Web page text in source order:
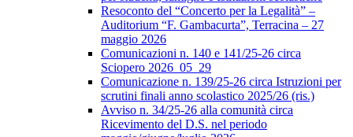
Resoconto del “Concerto per la Legalità” –
Auditorium “F. Gambacurta”, Terracina – 27
maggio 2026
Comunicazioni n. 140 e 141/25-26 circa
Sciopero 2026_05_29
Comunicazione n. 139/25-26 circa Istruzioni per
scrutini finali anno scolastico 2025/26 (ris.)
Avviso n. 34/25-26 alla comunità circa
Ricevimento del D.S. nel periodo